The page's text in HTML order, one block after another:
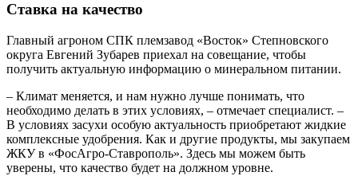
Ставка на качество
Главный агроном СПК племзавод «Восток» Степновского
округа Евгений Зубарев приехал на совещание, чтобы
получить актуальную информацию о минеральном питании.
– Климат меняется, и нам нужно лучше понимать, что
необходимо делать в этих условиях, – отмечает специалист. –
В условиях засухи особую актуальность приобретают жидкие
комплексные удобрения. Как и другие продукты, мы закупаем
ЖКУ в «ФосАгро-Ставрополь». Здесь мы можем быть
уверены, что качество будет на должном уровне.